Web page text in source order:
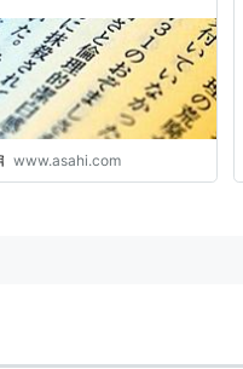
www.asahi.com